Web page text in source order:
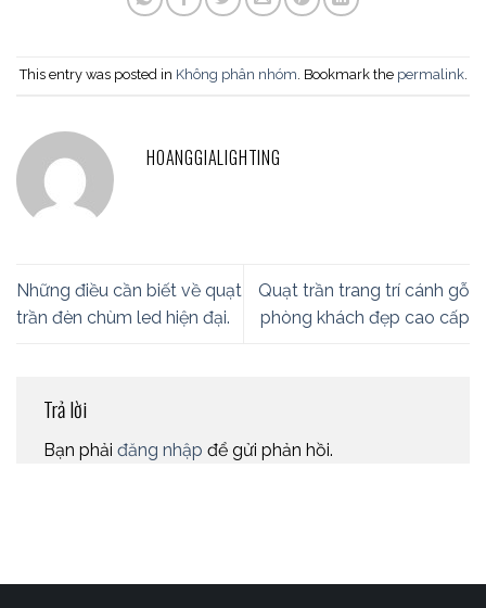
This entry was posted in Không phân nhóm. Bookmark the permalink.
HOANGGIALIGHTING
Những điều cần biết về quạt
trần đèn chùm led hiện đại.
Quạt trần trang trí cánh gỗ
phòng khách đẹp cao cấp
Trả lời
Bạn phải đăng nhập để gửi phản hồi.